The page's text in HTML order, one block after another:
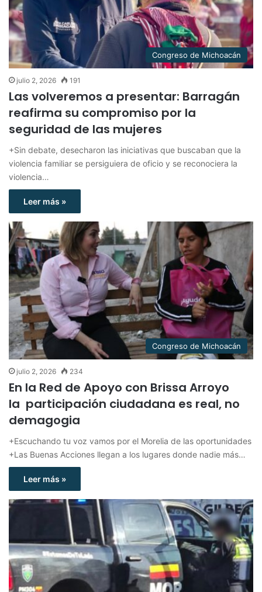
Congreso de Michoacán
julio 2, 2026 191
Las volveremos a presentar: Barragán
reafirma su compromiso por la
seguridad de las mujeres
+Sin debate, desecharon las iniciativas que buscaban que la
violencia familiar se persiguiera de oficio y se reconociera la
violencia…
Leer más »
Congreso de Michoacán
julio 2, 2026 234
En la Red de Apoyo con Brissa Arroyo
la participación ciudadana es real, no
demagogia
+Escuchando tu voz vamos por el Morelia de las oportunidades
+Las Buenas Acciones llegan a los lugares donde nadie más…
Leer más »